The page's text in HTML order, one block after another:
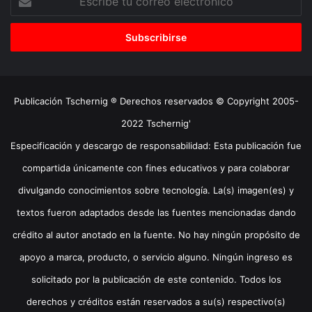
correo
Publicación Tschernig ® Derechos reservados © Copyright 2005-
2022 Tschernig'
Especificación y descargo de responsabilidad: Esta publicación fue
compartida únicamente con fines educativos y para colaborar
divulgando conocimientos sobre tecnología. La(s) imagen(es) y
textos fueron adaptados desde las fuentes mencionadas dando
crédito al autor anotado en la fuente. No hay ningún propósito de
apoyo a marca, producto, o servicio alguno. Ningún ingreso es
solicitado por la publicación de este contenido. Todos los
derechos y créditos están reservados a su(s) respectivo(s)